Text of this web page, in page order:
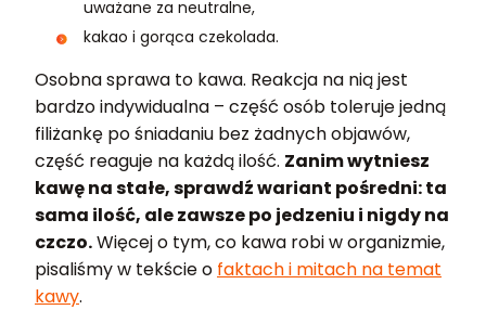
uważane za neutralne,
kakao i gorąca czekolada.
Osobna sprawa to kawa. Reakcja na nią jest
bardzo indywidualna – część osób toleruje jedną
filiżankę po śniadaniu bez żadnych objawów,
część reaguje na każdą ilość. Zanim wytniesz
kawę na stałe, sprawdź wariant pośredni: ta
sama ilość, ale zawsze po jedzeniu i nigdy na
czczo.Więcej o tym, co kawa robi w organizmie,
pisaliśmy w tekście o faktach i mitach na temat
kawy.